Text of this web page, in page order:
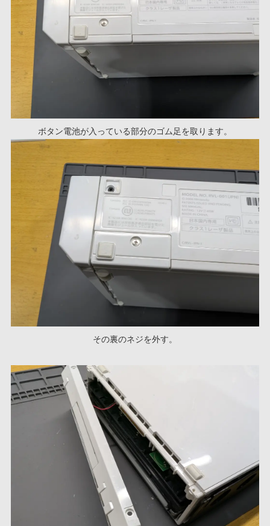
ボタン電池が入っている部分のゴム足を取ります。
その裏のネジを外す。